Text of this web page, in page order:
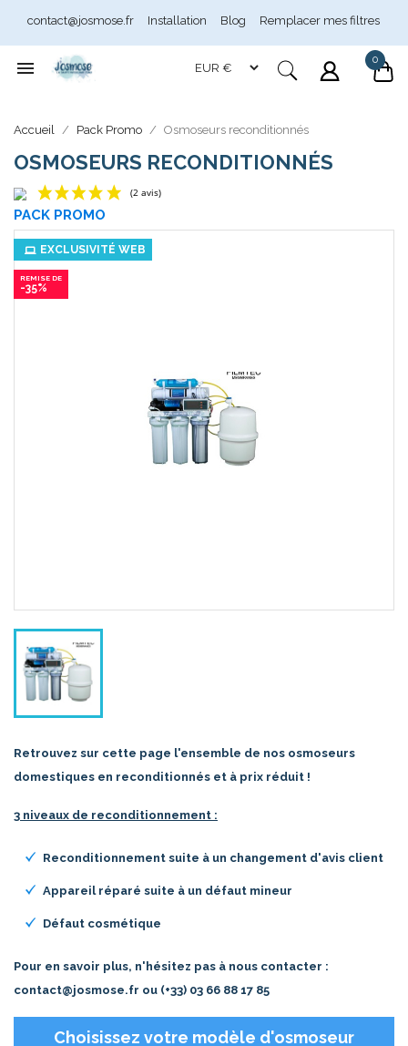
contact@josmose.fr Installation Blog Remplacer mes filtres
 0
Accueil Pack Promo Osmoseurs reconditionnés
OSMOSEURS RECONDITIONNÉS
PACK PROMO
EXCLUSIVITÉ WEB
-35%
Retrouvez sur cette page l'ensemble de nos osmoseurs
domestiques en reconditionnés et à prix réduit !
3 niveaux de reconditionnement :
Reconditionnement suite à un changement d'avis client
Appareil réparé suite à un défaut mineur
Défaut cosmétique
Pour en savoir plus, n'hésitez pas à nous contacter :
contact@josmose.fr ou (+33) 03 66 88 17 85
Choisissez votre modèle d'osmoseur
Assistant Josmose